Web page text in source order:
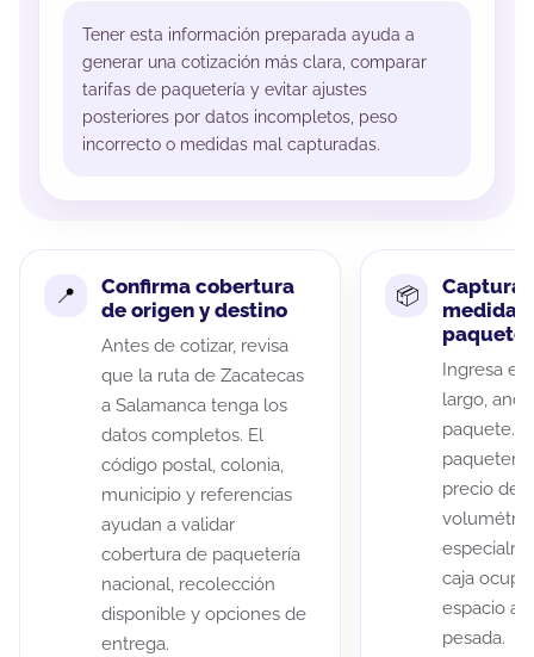
Tener esta información preparada ayuda a
generar una cotización más clara, comparar
tarifas de paquetería y evitar ajustes
posteriores por datos incompletos, peso
incorrecto o medidas mal capturadas.
Confirma cobertura
de origen y destino
Antes de cotizar, revisa
que la ruta de Zacatecas
a Salamanca tenga los
datos completos. El
código postal, colonia,
municipio y referencias
ayudan a validar
cobertura de paquetería
nacional, recolección
disponible y opciones de
entrega.
Captura
medidas
paquete
Ingresa el
largo,
paquete.
precio de
caja
espacio
pesada.